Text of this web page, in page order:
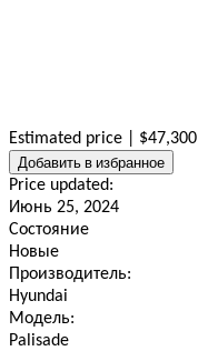
Estimated price | $47,300
Добавить в избранное
Price updated:
Июнь 25, 2024
Состояние
Новые
Производитель:
Hyundai
Модель:
Palisade